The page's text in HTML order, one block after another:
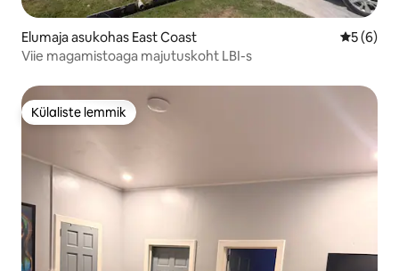
Elumaja asukohas East Coast
5 (6)
Viie magamistoaga majutuskoht LBI-s
Külaliste lemmik
Külaliste lemmik